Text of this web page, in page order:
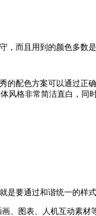
，而且用到的颜色多数
配色方案可以通过正
风格非常简洁直白，同
要通过和谐统一的样
画、图表、人机互动素